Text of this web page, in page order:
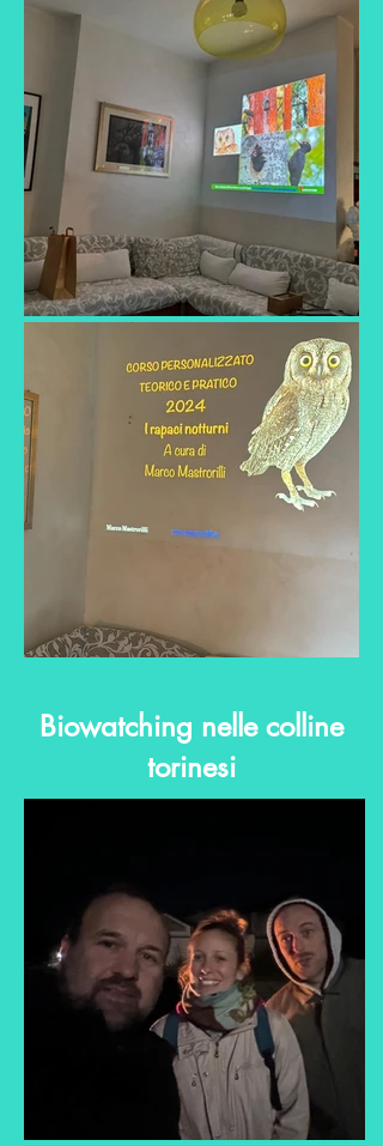
Biowatching nelle colline
torinesi